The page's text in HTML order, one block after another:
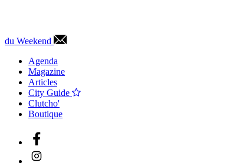
du Weekend
Agenda
Magazine
Articles
City Guide
Clutcho'
Boutique